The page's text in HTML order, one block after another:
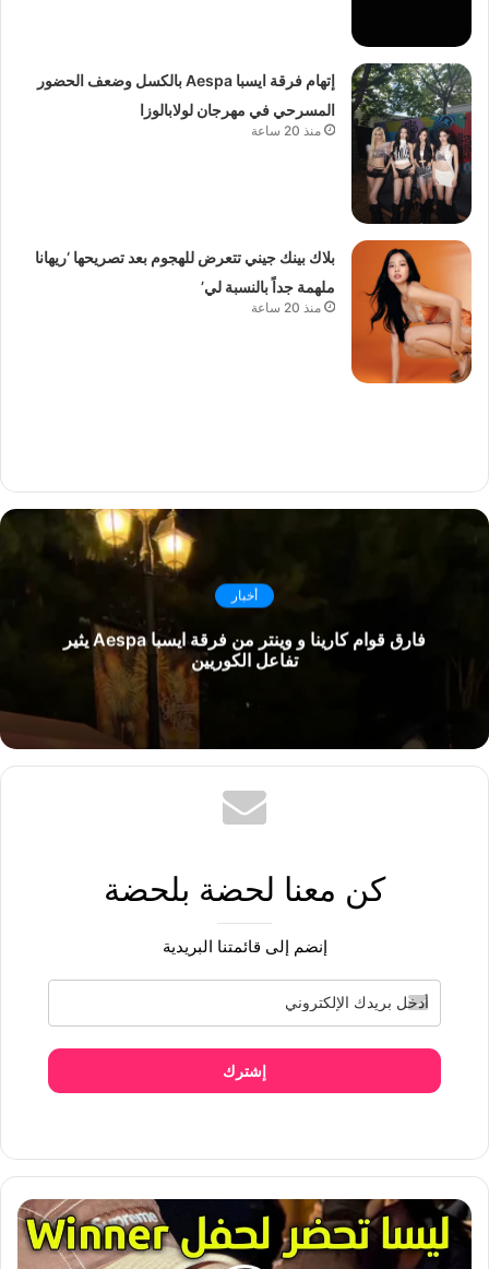
إتهام فرقة ايسبا Aespa بالكسل وضعف الحضور
المسرحي في مهرجان لولابالوزا
منذ 20 ساعة
بلاك بينك جيني تتعرض للهجوم بعد تصريحها ‘ريهانا
ملهمة جداً بالنسبة لي’
منذ 20 ساعة
أخبار
فارق قوام كارينا و وينتر من فرقة ايسبا Aespa يثير
تفاعل الكوريين
كن معنا لحضة بلحضة
إنضم إلى قائمتنا البريدية
إشترك